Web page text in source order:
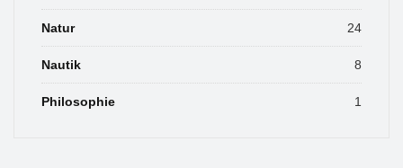
Natur 24
Nautik 8
Philosophie 1